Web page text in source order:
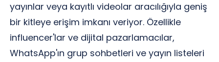
yayınlar veya kayıtlı videolar aracılığıyla geniş
bir kitleye erişim imkanı veriyor. Özellikle
influencer'lar ve dijital pazarlamacılar,
WhatsApp'ın grup sohbetleri ve yayın listeleri